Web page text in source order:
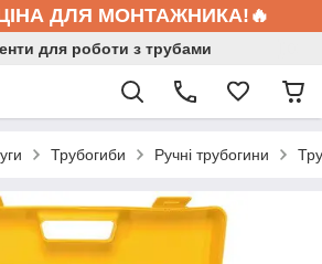
ДЛЯ МОНТАЖНИКА!🔥
для роботи з трубами
Трубогиби Ручні трубогини